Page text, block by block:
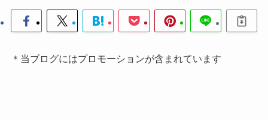
＊当ブログにはプロモーションが含まれています